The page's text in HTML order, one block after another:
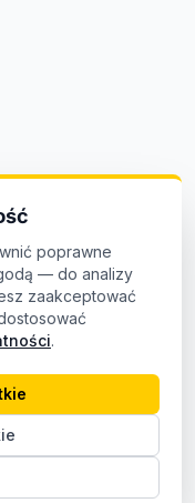
poprawne
— do analizy
zaakceptować
.